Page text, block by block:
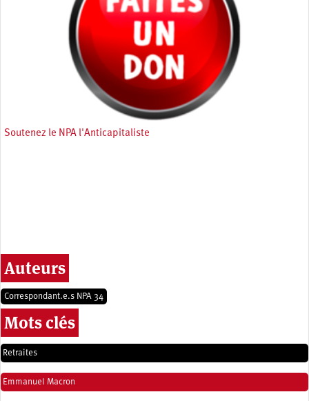
Soutenez le NPA l'Anticapitaliste
Auteurs
Correspondant.e.s NPA 34
Mots clés
Retraites
Emmanuel Macron